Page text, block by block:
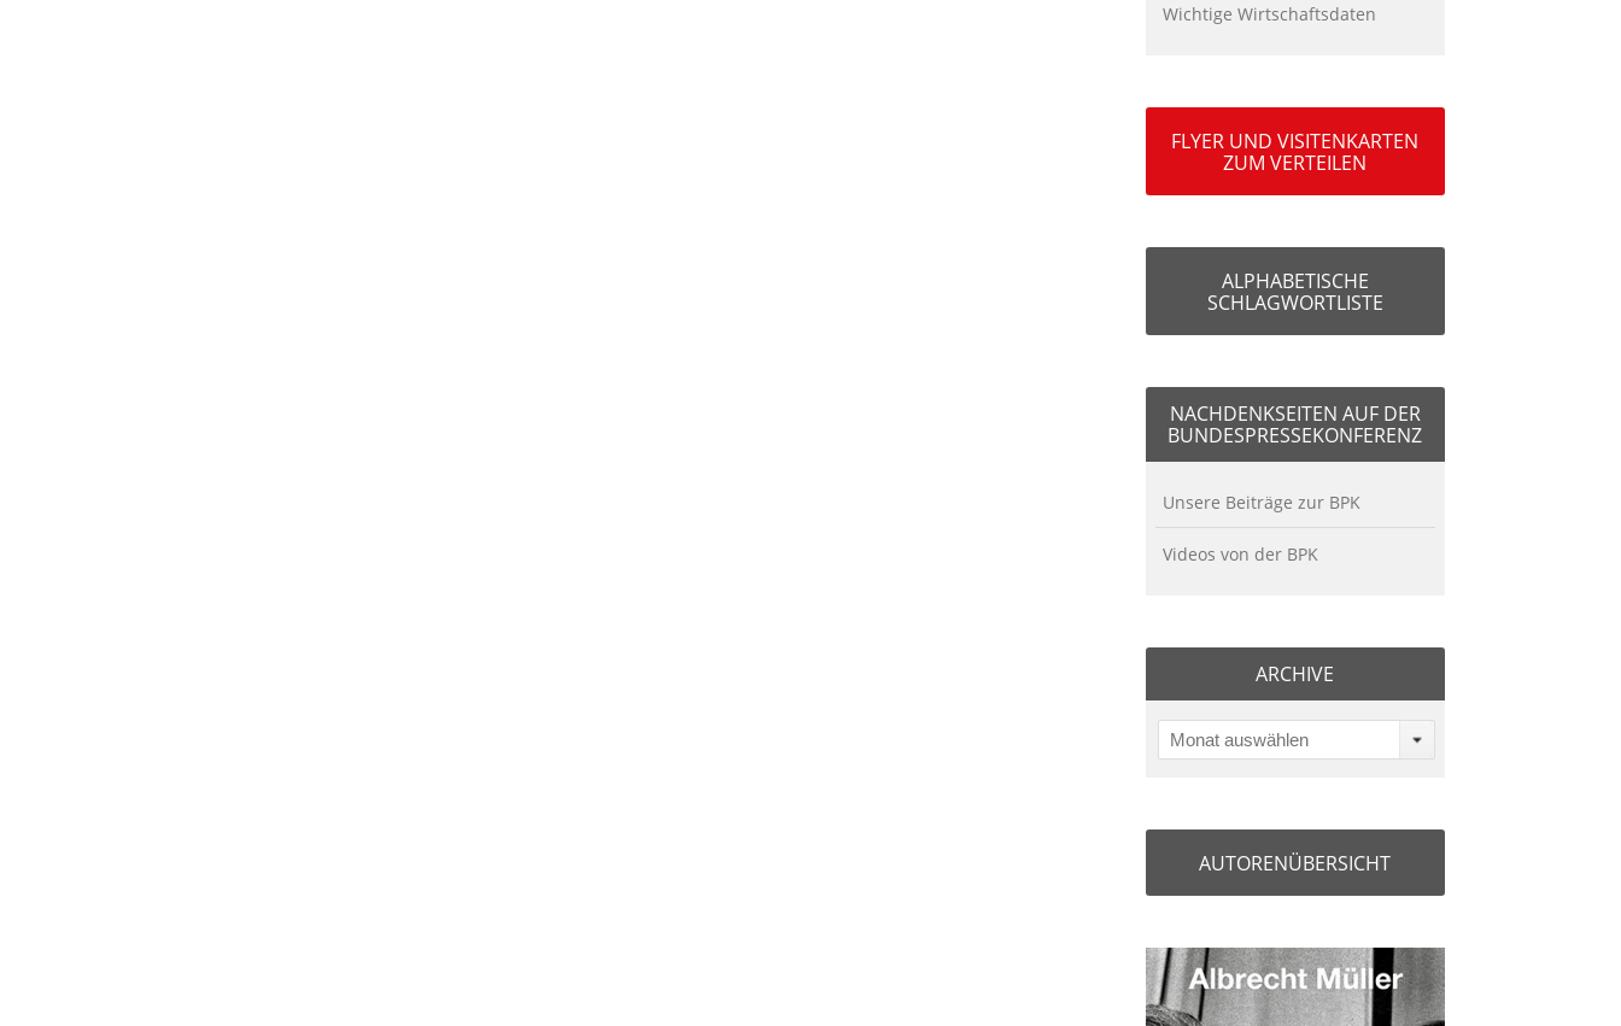
Wichtige Wirtschaftsdaten
FLYER UND VISITENKARTEN
ZUM VERTEILEN
ALPHABETISCHE
SCHLAGWORTLISTE
NACHDENKSEITEN AUF DER
BUNDESPRESSEKONFERENZ
Unsere Beiträge zur BPK
Videos von der BPK
ARCHIVE
Monat auswählen
AUTORENÜBERSICHT